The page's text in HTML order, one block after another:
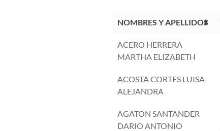
NOMBRES Y APELLIDOS
ACERO HERRERA
MARTHA ELIZABETH
ACOSTA CORTES LUISA
ALEJANDRA
AGATON SANTANDER
DARIO ANTONIO